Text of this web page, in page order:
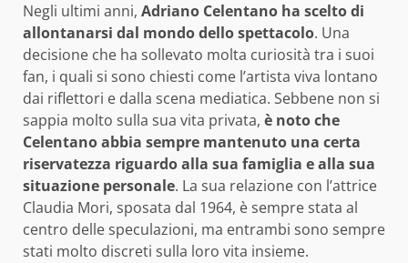
Negli ultimi anni, Adriano Celentano ha scelto di
allontanarsi dal mondo dello spettacolo. Una
decisione che ha sollevato molta curiosità tra i suoi
fan, i quali si sono chiesti come l’artista viva lontano
dai riflettori e dalla scena mediatica. Sebbene non si
sappia molto sulla sua vita privata, è noto che
Celentano abbia sempre mantenuto una certa
riservatezza riguardo alla sua famiglia e alla sua
situazione personale. La sua relazione con l’attrice
Claudia Mori, sposata dal 1964, è sempre stata al
centro delle speculazioni, ma entrambi sono sempre
stati molto discreti sulla loro vita insieme.